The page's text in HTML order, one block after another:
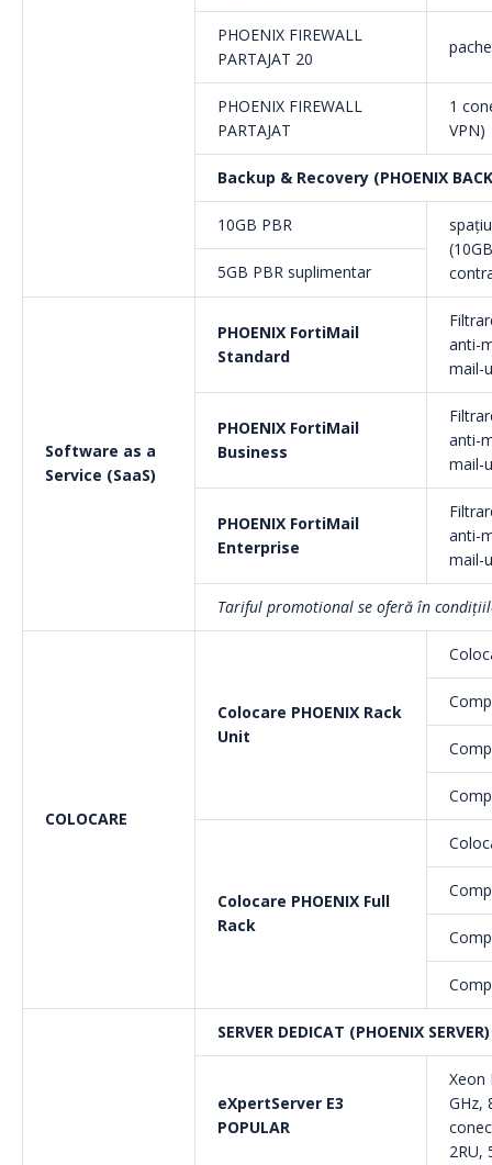
PHOENIX FIREWALL
PARTAJAT 20
PHOENIX FIREWALL
PARTAJAT
1
VPN)
Backup & Recovery (PHOENIX
10GB PBR
5GB PBR suplimentar
Software as a
Service (SaaS)
PHOENIX FortiMail
Standard
anti-
mail-
PHOENIX FortiMail
Business
anti-
mail-
PHOENIX FortiMail
Enterprise
anti-
mail-
Tariful promotional se oferă în
COLOCARE
Colocare PHOENIX Rack
Unit
Colocare PHOENIX Full
Rack
SERVER DEDICAT (PHOENIX
eXpertServer E3
POPULAR
Xeon
GHz,
2RU,